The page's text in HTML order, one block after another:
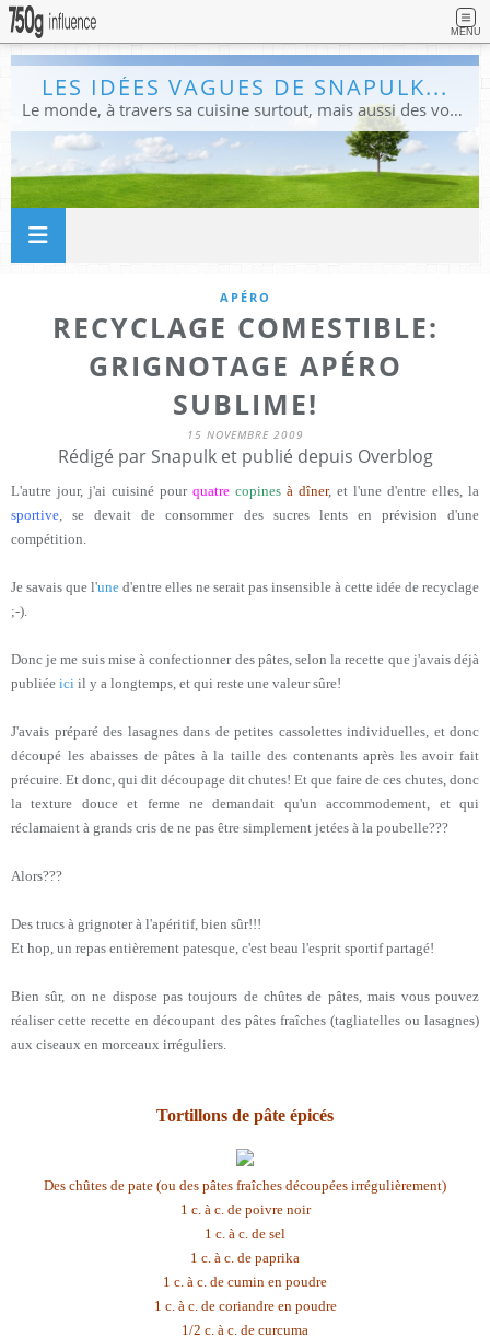
MENU
LES IDÉES VAGUES DE SNAPULK...
Le monde, à travers sa cuisine surtout, mais aussi des voyages, et des idées.
APÉRO
RECYCLAGE COMESTIBLE:
GRIGNOTAGE APÉRO
SUBLIME!
15 NOVEMBRE 2009
Rédigé par Snapulk et publié depuis Overblog
L'autre jour, j'ai cuisiné pour quatre copines à dîner, et l'une d'entre elles, la
sportive , se devait de consommer des sucres lents en prévision d'une
compétition.
Je savais que l'une d'entre elles ne serait pas insensible à cette idée de recyclage
;-).
Donc je me suis mise à confectionner des pâtes, selon la recette que j'avais déjà
publiée ici il y a longtemps, et qui reste une valeur sûre!
J'avais préparé des lasagnes dans de petites cassolettes individuelles, et donc
découpé les abaisses de pâtes à la taille des contenants après les avoir fait
précuire. Et donc, qui dit découpage dit chutes! Et que faire de ces chutes, donc
la texture douce et ferme ne demandait qu'un accommodement, et qui
réclamaient à grands cris de ne pas être simplement jetées à la poubelle???
Alors???
Des trucs à grignoter à l'apéritif, bien sûr!!!
Et hop, un repas entièrement patesque, c'est beau l'esprit sportif partagé!
Bien sûr, on ne dispose pas toujours de chûtes de pâtes, mais vous pouvez
réaliser cette recette en découpant des pâtes fraîches (tagliatelles ou lasagnes)
aux ciseaux en morceaux irréguliers.
Tortillons de pâte épicés
Des chûtes de pate (ou des pâtes fraîches découpées irrégulièrement)
1 c. à c. de poivre noir
1 c. à c. de sel
1 c. à c. de paprika
1 c. à c. de cumin en poudre
1 c. à c. de coriandre en poudre
1/2 c. à c. de curcuma